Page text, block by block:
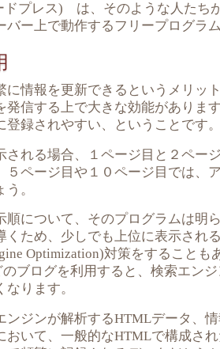
ドプレス) は、そのような人たち
バー上で動作するフリープログラ
に情報を更新できるというメリッ
発信する上で大きな効能がありま
登録されやすい、ということです
される場合、１ページ目と２ペー
５ページ目や１０ページ目では、
。
順について、そのプログラムは明
くため、少しでも上位に表示され
Optimization)対策をすること
のブログを利用すると、検索エン
ります。
ンジンが解析するHTMLデータ、
おいて、一般的なHTMLで構成さ